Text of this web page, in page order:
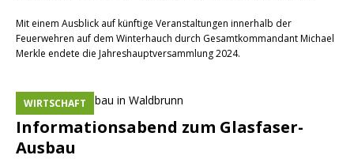
Mit einem Ausblick auf künftige Veranstaltungen innerhalb der
Feuerwehren auf dem Winterhauch durch Gesamtkommandant Michael
Merkle endete die Jahreshauptversammlung 2024.
Informationsabend zum Glasfaser-
Ausbau
WIRTSCHAFT